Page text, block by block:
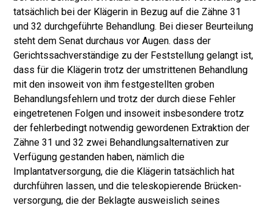
tatsächlich bei der Klägerin in Bezug auf die Zähne 31
und 32 durchgeführte Behandlung. Bei dieser Beurteilung
steht dem Senat durch­aus vor Augen. dass der
Gerichtssachverständige zu der Feststellung gelangt ist,
dass für die Klägerin trotz der umstrittenen Behandlung
mit den insoweit von ihm festgestellten groben
Behandlungsfehlern und trotz der durch diese Fehler
eingetretenen Folgen und insoweit insbesondere trotz
der fehlerbedingt not­wendig gewordenen Extraktion der
Zähne 31 und 32 zwei Behandlungsalterna­tiven zur
Verfügung gestanden haben, nämlich die
Implantatversorgung, die die Klägerin tatsächlich hat
durchführen lassen, und die teleskopierende Brücken­
versorgung, die der Beklagte ausweislich seines